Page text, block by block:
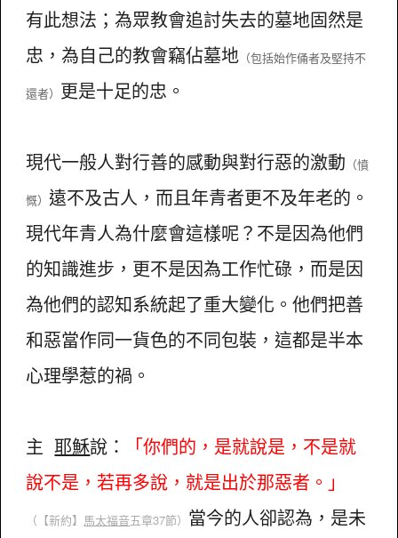
有此想法；為眾教會追討失去的墓地固然是
忠，為自己的教會竊佔墓地 （包括始作俑者及堅持不
還者） 更是十足的忠。
現代一般人對行善的感動與對行惡的激動 （憤
慨）遠不及古人，而且年青者更不及年老的。
現代年青人為什麼會這樣呢？不是因為他們
的知識進步，更不是因為工作忙碌，而是因
為他們的認知系統起了重大變化。他們把善
和惡當作同一貨色的不同包裝，這都是半本
心理學惹的禍。
主耶穌說：
「你們的，是就說是，不是就
說不是，若再多說，就是出於那惡者。」
（【新約】 馬太福音五章37節） 當今的人卻認為，是未